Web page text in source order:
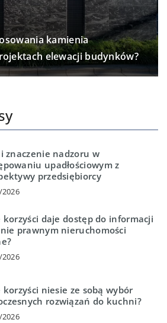
kamienia
elewacji budynków?
znaczenie nadzoru w
upadłościowym z
przedsiębiorcy
korzyści daje dostęp do informacji
prawnym nieruchomości
korzyści niesie ze sobą wybór
rozwiązań do kuchni?